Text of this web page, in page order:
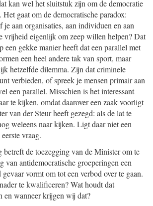
kan wel het sluitstuk zijn om de democratie
Het gaat om de democratische paradox:
je aan organisaties, aan individuen en aan
vrijheid eigenlijk om zeep willen helpen? Dat
een gekke manier heeft dat een parallel met
een heel andere tak van sport, maar
hetzelfde dilemma. Zijn dat criminele
verbieden, of spreek je mensen primair aan
een parallel. Misschien is het interessant
te kijken, omdat daarover een zaak voorligt
van der Steur heeft gezegd: als de lat te
weleens naar kijken. Ligt daar niet een
vraag.
betreft de toezegging van de Minister om te
van antidemocratische groeperingen een
vormt om tot een verbod over te gaan.
te kwalificeren? Wat houdt dat
en wanneer krijgen wij dat?